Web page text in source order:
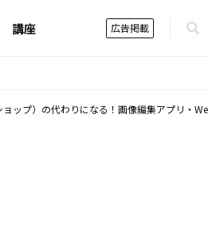
講座 広告掲載
ップ）の代わりになる！画像編集アプリ・